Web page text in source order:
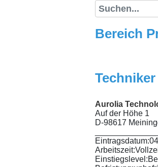
Bereich
Aurolia
Auf der Höhe 1
D-98617
Eintragsdatum:
Arbeitszeit:
Einstiegslevel: